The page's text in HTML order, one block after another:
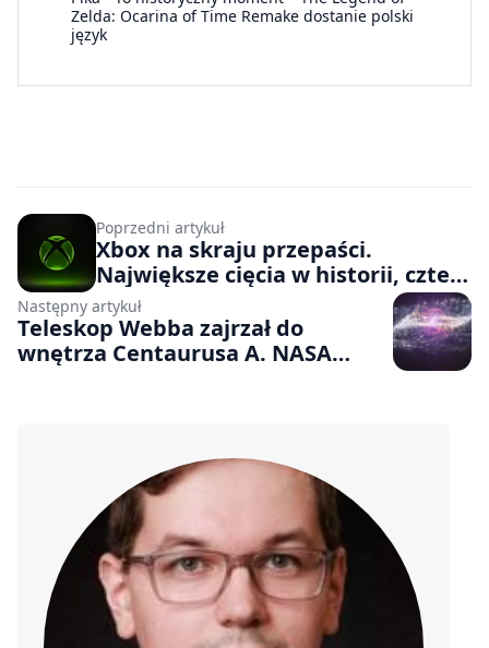
Zelda: Ocarina of Time Remake dostanie polski
język
Poprzedni artykuł
Xbox na skraju przepaści.
Największe cięcia w historii, cztery
studia wypadają z firmy.
Olbrzymia restrukturyzacja u
konkurenta PlayStation
Następny artykuł
Teleskop Webba zajrzał do
wnętrza Centaurusa A. NASA